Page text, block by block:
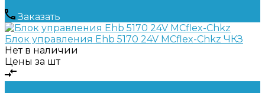
Заказать
Блок управления Ehb 5170 24V MCflex-Chkz ЧКЗ
Нет в наличии
Цены за шт